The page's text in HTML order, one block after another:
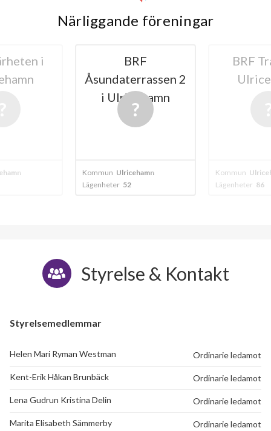
Närliggande föreningar
i
BRF
Åsundaterrassen 2
i Ulricehamn
Kommun Ulricehamn
Lägenheter 52
BRF
Kommun
Lägenheter 86
Styrelse & Kontakt
Styrelsemedlemmar
Helen Mari Ryman Westman Ordinarie ledamot
Kent-Erik Håkan Brunbäck Ordinarie ledamot
Lena Gudrun Kristina Delin Ordinarie ledamot
Marita Elisabeth Sämmerby Ordinarie ledamot